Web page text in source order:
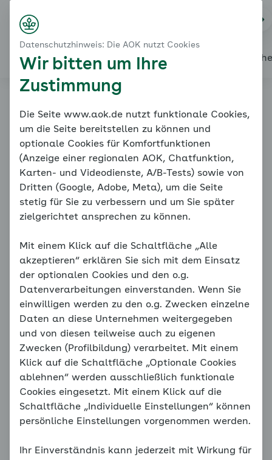
Alles über den Coach Mein Coach
Zusatzmodul: Mit belastenden Erlebnissen
Stärkende Übungen für Kinder
Selbstvertrauen und Sicherheitsgefühl
Familiencoach
Kinderängste
Stärkende Übungen für Kinder
Selbstvertrauen und
Sicherheitsgefühl
Hinweis
Sie befinden sich außerhalb der
empfohlenen Reihenfolge. Unser
Konzept erfordert, dass alle
vorangegangenen Grundlagen
bearbeitet werden. Bitte bearbeiten
Familiencoaches der Reihe nach.
Datenschutzhinweis: Die AOK nutzt Cookies
Wir bitten um Ihre
Zustimmung
Die Seite www.aok.de nutzt funktionale Cookies,
um die Seite bereitstellen zu können und
optionale Cookies für Komfortfunktionen
(Anzeige einer regionalen AOK, Chatfunktion,
Karten- und Videodienste, A/B-Tests) sowie von
Dritten (Google, Adobe, Meta), um die Seite
stetig für Sie zu verbessern und um Sie später
zielgerichtet ansprechen zu können.
Mit einem Klick auf die Schaltfläche „Alle
akzeptieren“ erklären Sie sich mit dem Einsatz
der optionalen Cookies und den o.g.
Datenverarbeitungen einverstanden. Wenn Sie
einwilligen werden zu den o.g. Zwecken einzelne
Daten an diese Unternehmen weitergegeben
und von diesen teilweise auch zu eigenen
Zwecken (Profilbildung) verarbeitet. Mit einem
Klick auf die Schaltfläche „Optionale Cookies
ablehnen“ werden ausschließlich funktionale
Cookies eingesetzt. Mit einem Klick auf die
Schaltfläche „Individuelle Einstellungen“ können
persönliche Einstellungen vorgenommen werden.
Ihr Einverständnis kann jederzeit mit Wirkung für